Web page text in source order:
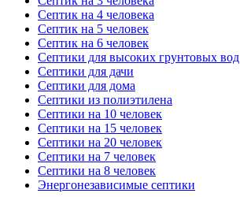
Септик на 4 человека
Септик на 5 человек
Септик на 6 человек
Септики для высоких грунтовых вод
Септики для дачи
Септики для дома
Септики из полиэтилена
Септики на 10 человек
Септики на 15 человек
Септики на 20 человек
Септики на 7 человек
Септики на 8 человек
Энергонезависимые септики